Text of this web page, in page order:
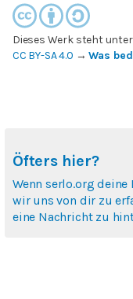
Dieses Werk steht
CC BY-SA 4.0 →Was
Öfters hier?
Wenn serlo.org
wir uns von dir zu
eine Nachricht zu